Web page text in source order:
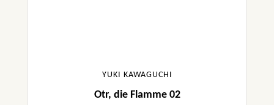
YUKI KAWAGUCHI
Otr, die Flamme 02